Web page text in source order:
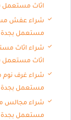
اثاث مستعمل
شراء عفش
مستعمل بجدة -
شراء اثاث
اثاث مستعمل
شراء غرف نوم
مستعمل بجدة -
شراء مجالس
مستعمل بجدة -